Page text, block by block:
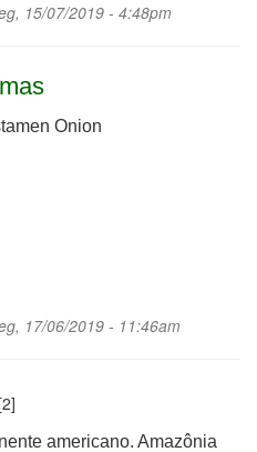
15/07/2019 - 4:48pm
Onion
17/06/2019 - 11:46am
[2]
americano. Amazônia